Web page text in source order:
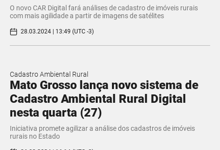
O novo CAR Digital fará análises de cadastro de imóveis rurais
com mais agilidade a partir de imagens de satélites
28.03.2024 | 13:49 (UTC -3)
Cadastro Ambiental Rural
Mato Grosso lança novo sistema de
Cadastro Ambiental Rural Digital
nesta quarta (27)
Iniciativa promete agilizar a análise dos cadastros de imóveis
rurais no Estado